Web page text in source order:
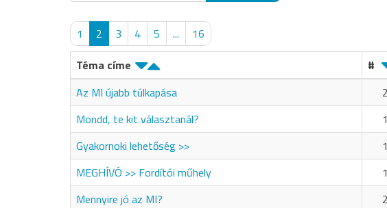
1 2 3 4 5 ... 16
Téma címe
#
Az MI újabb túlkapása
2
Mondd, te kit választanál?
1
Gyakornoki lehetőség >>
1
MEGHÍVÓ >> Fordítói műhely
1
Mennyire jó az MI?
2